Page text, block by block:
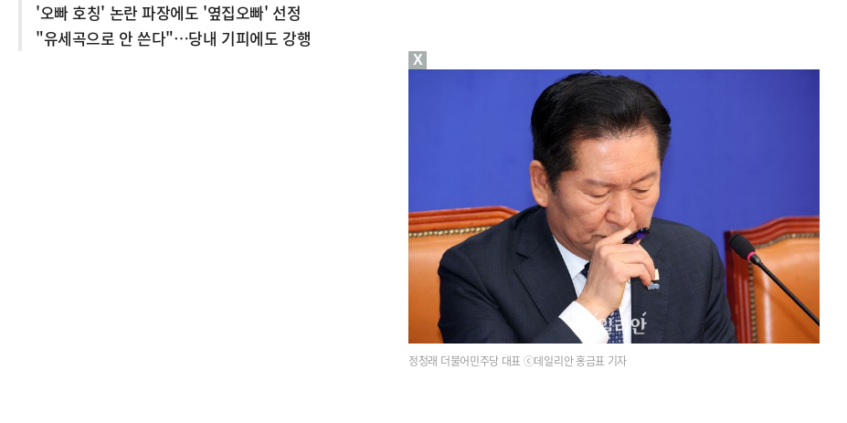
'오빠 호칭' 논란 파장에도 '옆집오빠' 선정
"유세곡으로 안 쓴다"…당내 기피에도 강행
정청래 더불어민주당 대표 ⓒ데일리안 홍금표 기자
X